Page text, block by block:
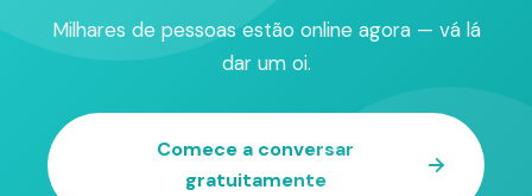
Milhares de pessoas estão online agora — vá lá
dar um oi.
Comece a conversar
gratuitamente